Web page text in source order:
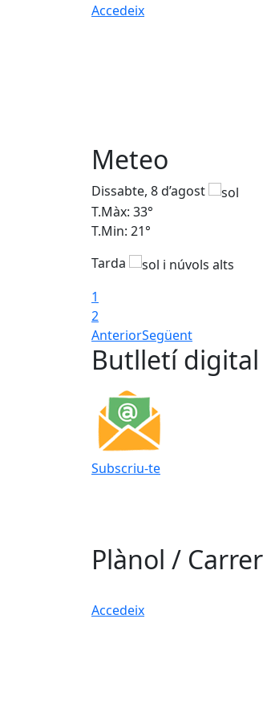
Accedeix
Meteo
Dissabte, 8 d’agost
T.Màx: 33°
T.Min: 21°
Tarda
1
2
AnteriorSegüent
Butlletí digital
Subscriu-te
Plànol /
Accedeix